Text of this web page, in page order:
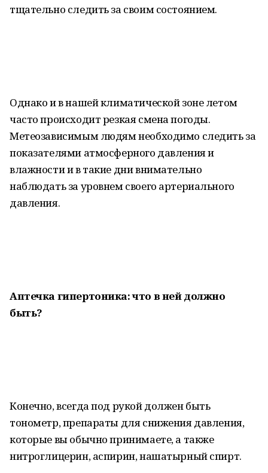
тщательно следить за своим состоянием.
Однако и в нашей климатической зоне летом
часто происходит резкая смена погоды.
Метеозависимым людям необходимо следить за
показателями атмосферного давления и
влажности и в такие дни внимательно
наблюдать за уровнем своего артериального
давления.
Аптечка гипертоника: что в ней должно
быть?
Конечно, всегда под рукой должен быть
тонометр, препараты для снижения давления,
которые вы обычно принимаете, а также
нитроглицерин, аспирин, нашатырный спирт.